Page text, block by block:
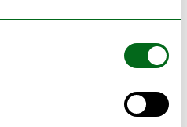
fakultet